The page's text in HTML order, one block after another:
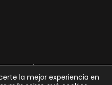
la mejor experiencia en